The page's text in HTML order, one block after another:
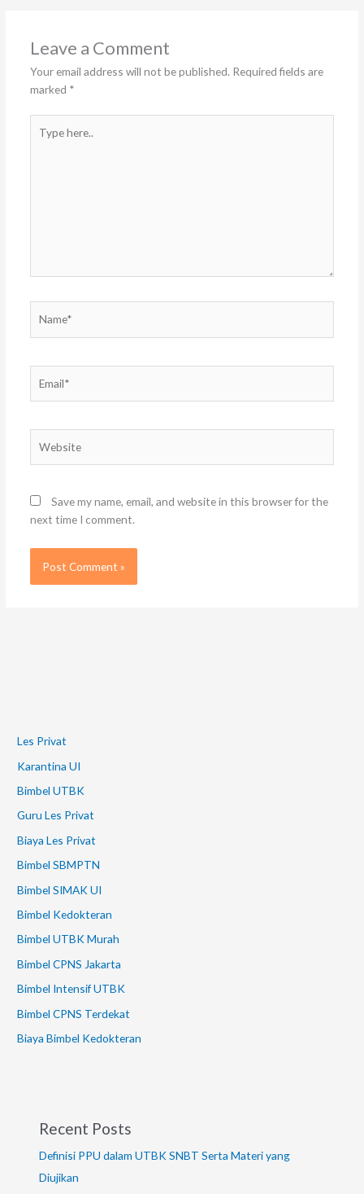
Leave a Comment
Your email address will not be published. Required fields are
marked *
here..
Save my name, email, and website in this browser for the
next time I comment.
Les Privat
Karantina UI
Bimbel UTBK
Guru Les Privat
Biaya Les Privat
Bimbel SBMPTN
Bimbel SIMAK UI
Bimbel Kedokteran
Bimbel UTBK Murah
Bimbel CPNS Jakarta
Bimbel Intensif UTBK
Bimbel CPNS Terdekat
Biaya Bimbel Kedokteran
Recent Posts
Definisi PPU dalam UTBK SNBT Serta Materi yang
Diujikan